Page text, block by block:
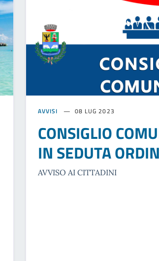
AVVISI 08 LUG 2023
CONSIGLIO
IN SEDUTA
AVVISO AI CITTADINI